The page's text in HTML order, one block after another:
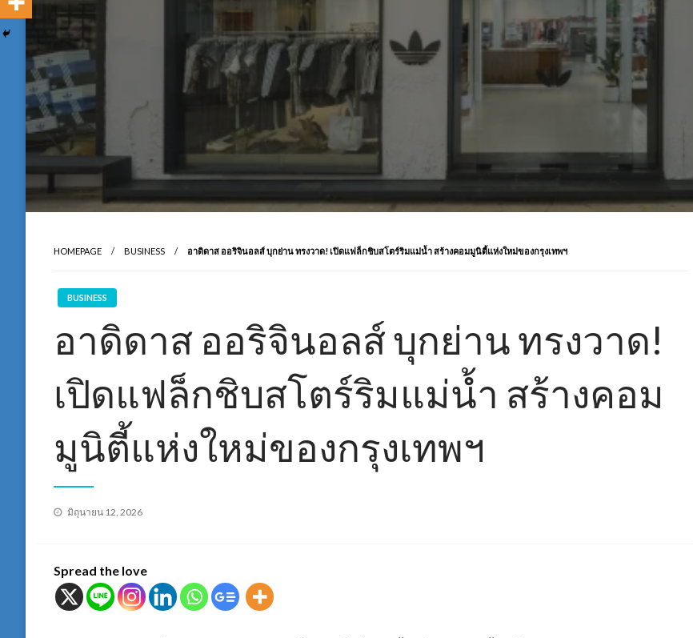
HOMEPAGE BUSINESS อาดิดาส ออริจินอลส์ บุกย่าน ทรงวาด! เปิดแฟล็กชิบสโตร์ริมแม่น้ำ สร้างคอมมูนิตี้แห่งใหม่ของกรุงเทพฯ
BUSINESS
อาดิดาส ออริจินอลส์ บุกย่าน ทรงวาด!
เปิดแฟล็กชิบสโตร์ริมแม่น้ำ สร้างคอม
มูนิตี้แห่งใหม่ของกรุงเทพฯ
Posted
มิถุนายน 12, 2026
Spread the love